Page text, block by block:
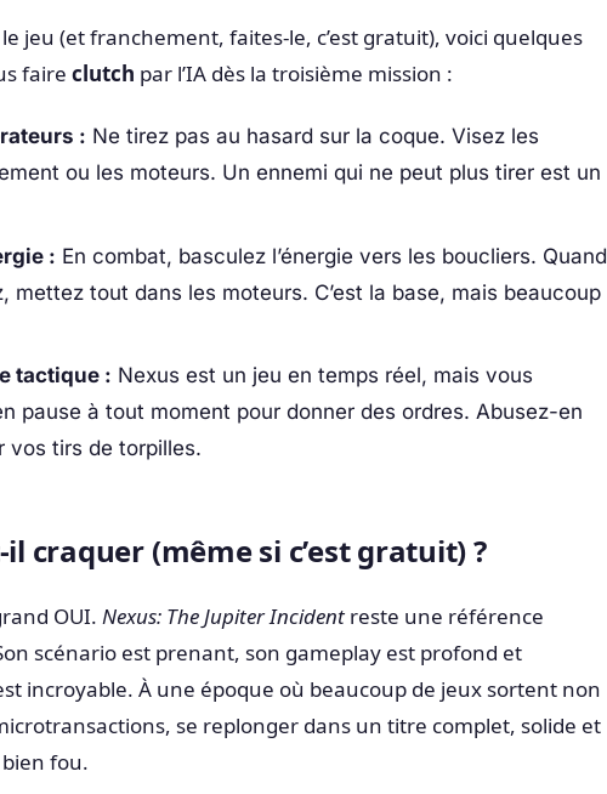
jeu (et franchement, faites-le, c’est gratuit), voici quelques
faire clutch par l’IA dès la troisième mission :
: Ne tirez pas au hasard sur la coque. Visez les
ou les moteurs. Un ennemi qui ne peut plus tirer est un
: En combat, basculez l’énergie vers les boucliers. Quand
mettez tout dans les moteurs. C’est la base, mais beaucoup
tactique : Nexus est un jeu en temps réel, mais vous
pause à tout moment pour donner des ordres. Abusez-en
vos tirs de torpilles.
craquer (même si c’est gratuit) ?
OUI. Nexus: The Jupiter Incident reste une référence
scénario est prenant, son gameplay est profond et
incroyable. À une époque où beaucoup de jeux sortent non
se replonger dans un titre complet, solide et
fou.